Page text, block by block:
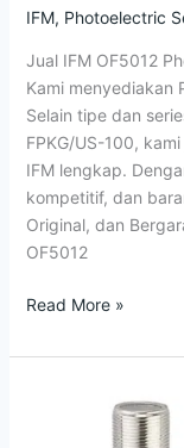
IFM, Photoelectric
Jual IFM OF5012
Kami menyediakan
Selain tipe dan
FPKG/US-100,
IFM lengkap.
kompetitif, dan
Original, dan
OF5012
Read More »
Photoelectric